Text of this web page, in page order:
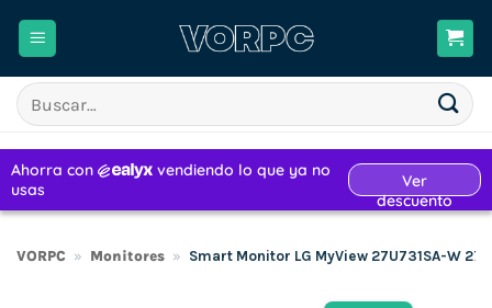
Buscar
por:
VORPC » Monitores » Smart Monitor LG MyView 27U731SA-W